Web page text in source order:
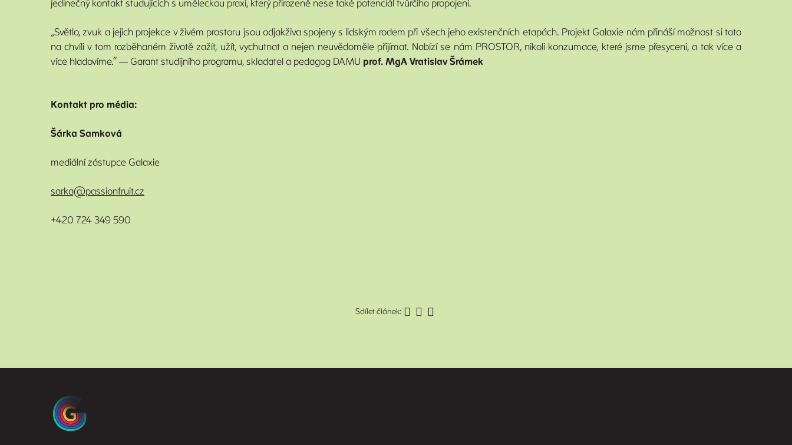
jedinečný kontakt studujících s uměleckou praxí, který přirozeně nese také potenciál tvůrčího propojení.
„Světlo, zvuk a jejich projekce v živém prostoru jsou odjakživa spojeny s lidským rodem při všech jeho existenčních etapách. Projekt Galaxie nám přináší možnost si toto
na chvíli v tom rozběhaném životě zažít, užít, vychutnat a nejen neuvědoměle přijímat. Nabízí se nám PROSTOR, nikoli konzumace, které jsme přesyceni, a tak více a
více hladovíme.” — Garant studijního programu, skladatel a pedagog DAMU prof. MgA Vratislav Šrámek
Kontakt pro média:
Šárka Samková
mediální zástupce Galaxie
sarka@passionfruit.cz
+420 724 349 590
Sdílet článek: